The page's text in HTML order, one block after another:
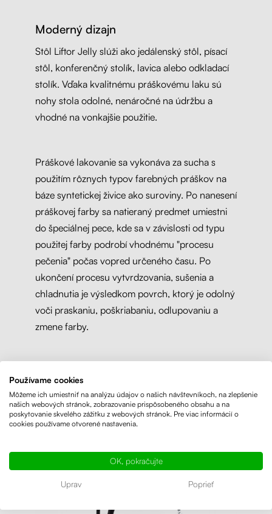
Moderný dizajn
Stôl Liftor Jelly slúži ako jedálenský stôl, písací
stôl, konferenčný stolík, lavica alebo odkladací
stolík. Vďaka kvalitnému práškovému laku sú
nohy stola odolné, nenáročné na údržbu a
vhodné na vonkajšie použitie.
Práškové lakovanie sa vykonáva za sucha s
použitím rôznych typov farebných práškov na
báze syntetickej živice ako suroviny. Po nanesení
práškovej farby sa natieraný predmet umiestni
do špeciálnej pece, kde sa v závislosti od typu
použitej farby podrobí vhodnému "procesu
pečenia" počas vopred určeného času. Po
ukončení procesu vytvrdzovania, sušenia a
chladnutia je výsledkom povrch, ktorý je odolný
voči praskaniu, poškriabaniu, odlupovaniu a
zmene farby.
Používame cookies
Môžeme ich umiestniť na analýzu údajov o našich návštevníkoch, na zlepšenie
našich webových stránok, zobrazovanie prispôsobeného obsahu a na
poskytovanie skvelého zážitku z webových stránok. Pre viac informácií o
cookies používame otvorené nastavenia.
OK, pokračujte
Uprav Poprieť